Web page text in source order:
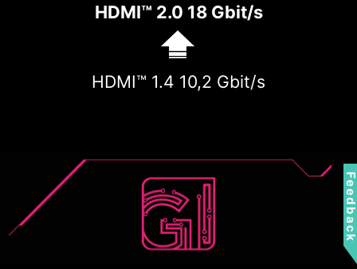
HDMI™ 2.0 18 Gbit/s
HDMI™ 1.4 10,2 Gbit/s